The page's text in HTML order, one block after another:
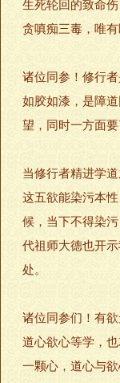
生死轮回的致命
贪嗔痴三毒，唯
诸位同参！修行
如胶如漆，是障
望，同时一方面
当修行者精进学
这五欲能染污本
候，当下不得染
代祖师大德也开
处。
诸位同参们！有
道心欲心等学，
一颗心，道心与